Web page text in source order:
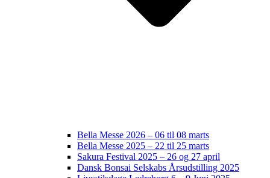
Bella Messe 2026 – 06 til 08 marts
Bella Messe 2025 – 22 til 25 marts
Sakura Festival 2025 – 26 og 27 april
Dansk Bonsai Selskabs Årsudstilling 2025